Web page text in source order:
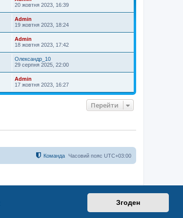
Згоден
20 жовтня 2023, 16:39
Admin
19 жовтня 2023, 18:24
Admin
18 жовтня 2023, 17:42
Олександр_10
29 серпня 2025, 22:00
Admin
17 жовтня 2023, 16:27
Перейти
Часовий пояс UTC+03:00
Команда